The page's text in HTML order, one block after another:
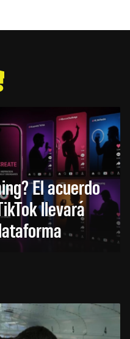
El acuerdo
llevará